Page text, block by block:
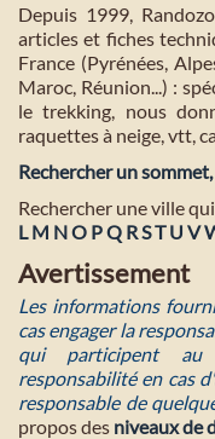
Depuis 1999,
articles et fiches
France (Pyrénées,
Maroc, Réunion...) :
le trekking, nous
raquettes à neige, vtt,
Rechercher un sommet,
Rechercher une ville
L M NO PQ RST U V
Avertissement
Les informations
cas engager la
qui participent au
responsabilité en cas
responsable de
propos des niveaux de